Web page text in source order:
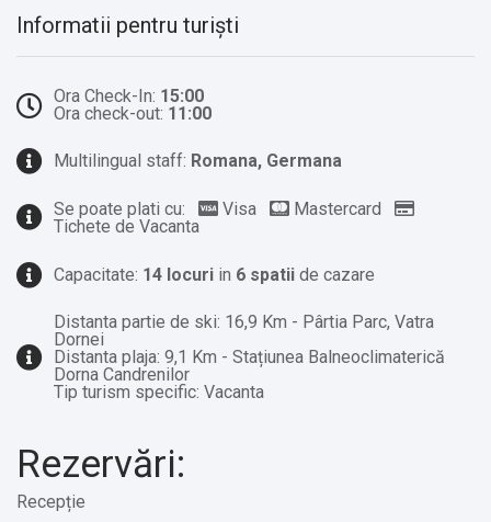
Informatii pentru turiști
Ora Check-In: 15:00
Ora check-out: 11:00
Multilingual staff: Romana, Germana
Se poate plati cu: Visa
Mastercard
Tichete de Vacanta
Capacitate: 14 locuri in 6 spatii de cazare
Distanta partie de ski: 16,9 Km - Pârtia Parc, Vatra
Dornei
Distanta plaja: 9,1 Km - Stațiunea Balneoclimaterică
Dorna Candrenilor
Tip turism specific: Vacanta
Rezervări:
Recepție